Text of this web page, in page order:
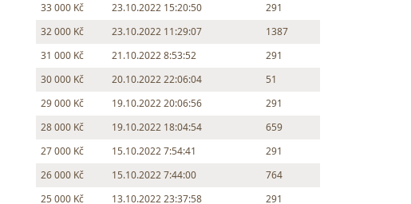
33 000 Kč
23.10.2022 15:20:50
291
32 000 Kč
23.10.2022 11:29:07
1387
31 000 Kč
21.10.2022 8:53:52
291
30 000 Kč
20.10.2022 22:06:04
51
29 000 Kč
19.10.2022 20:06:56
291
28 000 Kč
19.10.2022 18:04:54
659
27 000 Kč
15.10.2022 7:54:41
291
26 000 Kč
15.10.2022 7:44:00
764
25 000 Kč
13.10.2022 23:37:58
291